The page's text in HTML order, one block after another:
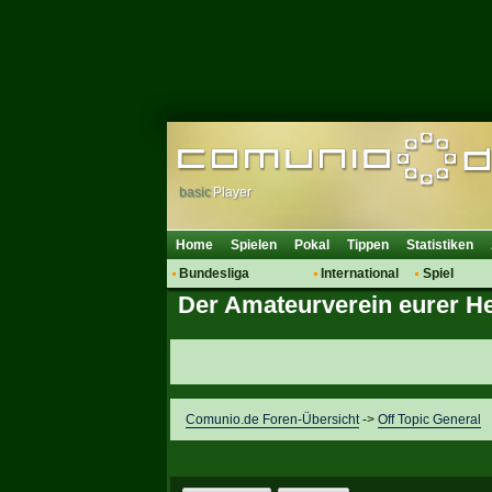
basic Player
Home Spielen Pokal Tippen Statistiken
Bundesliga
Hot News
Vereinsdiskussion
International
Vereine
Spiel
Regeln &
Der Amateurverein eurer
Comunio.de Foren-Übersicht-> Off Topic General